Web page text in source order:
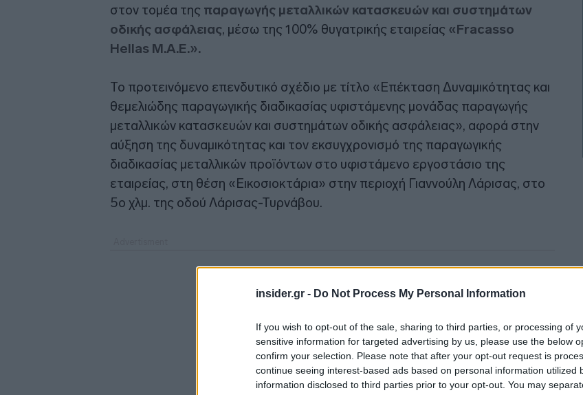
insider.gr - Do Not Process My Personal Information
If you wish to opt-out of the sale, sharing to third parties, or processing of
sensitive information for targeted advertising by us, please use the below
confirm your selection. Please note that after your opt-out request is
continue seeing interest-based ads based on personal information utilized
information disclosed to third parties prior to your opt-out. You may
στον τομέα της παραγωγής μεταλλικών κατασκευών και συστημάτων
οδικής ασφάλειας, μέσω της 100% θυγατρικής εταιρείας «Fracasso
Hellas M.A.E.».
Το προτεινόμενο επενδυτικό σχέδιο με τίτλο «Επέκταση Δυναμικότητας και
θεμελιώδης παραγωγικής διαδικασίας υφιστάμενης μονάδας παραγωγής
μεταλλικών κατασκευών και συστημάτων οδικής ασφάλειας», αφορά στην
αύξηση της δυναμικότητας και τον εκσυγχρονισμό της παραγωγικής
διαδικασίας μεταλλικών προϊόντων στο υφιστάμενο εργοστάσιο της
εταιρείας, στη θέση «Εικοσιοκτάρια» στην περιοχή Γιαννούλη Λάρισας, στο
5ο χλμ. της οδού Λάρισας-Τυρνάβου.